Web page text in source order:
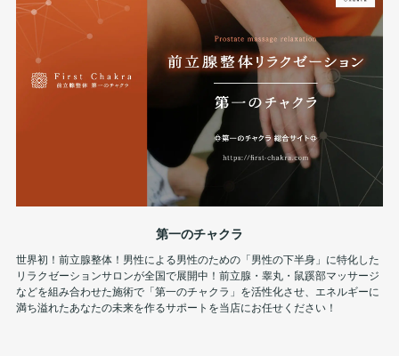
第一のチャクラ
世界初！前立腺整体！男性による男性のための「男性の下半身」に特化した
リラクゼーションサロンが全国で展開中！前立腺・睾丸・鼠蹊部マッサージ
などを組み合わせた施術で「第一のチャクラ」を活性化させ、エネルギーに
満ち溢れたあなたの未来を作るサポートを当店にお任せください！